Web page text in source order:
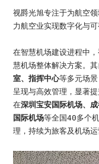
视爵光旭专注于为航空
力航空业实现数字化与可
在智慧机场建设进程中
慧机场整体解决方案。
室、指挥中心等多元场
呈现与高效管理，显著
在深圳宝安国际机场、
国际机场等全国40多个
理，持续为旅客及机场